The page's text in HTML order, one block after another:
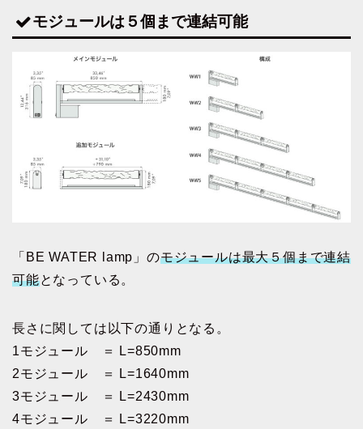
モジュールは５個まで連結可能
「BE WATER lamp」のモジュールは最大５個まで連結
可能となっている。
長さに関しては以下の通りとなる。
1モジュール ＝ L=850mm
2モジュール ＝ L=1640mm
3モジュール ＝ L=2430mm
4モジュール ＝ L=3220mm